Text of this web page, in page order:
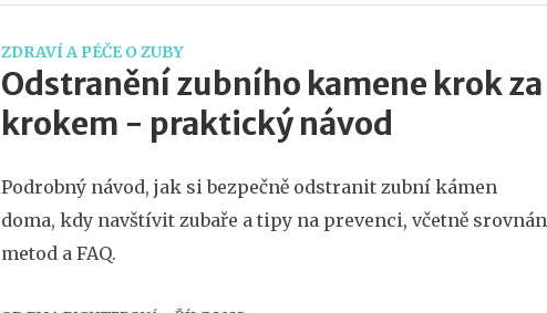
ZDRAVÍ A PÉČE O ZUBY
Odstranění zubního kamene krok za
krokem - praktický návod
Podrobný návod, jak si bezpečně odstranit zubní kámen
doma, kdy navštívit zubaře a tipy na prevenci, včetně
metod a FAQ.